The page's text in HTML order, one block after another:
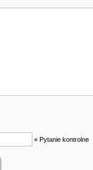
« Pytanie kontrolne